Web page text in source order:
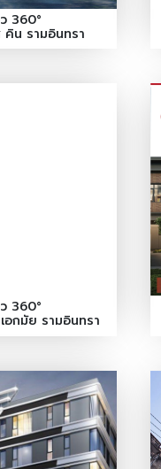
360°
น รามอินทรา
360°
กมัย รามอินทรา